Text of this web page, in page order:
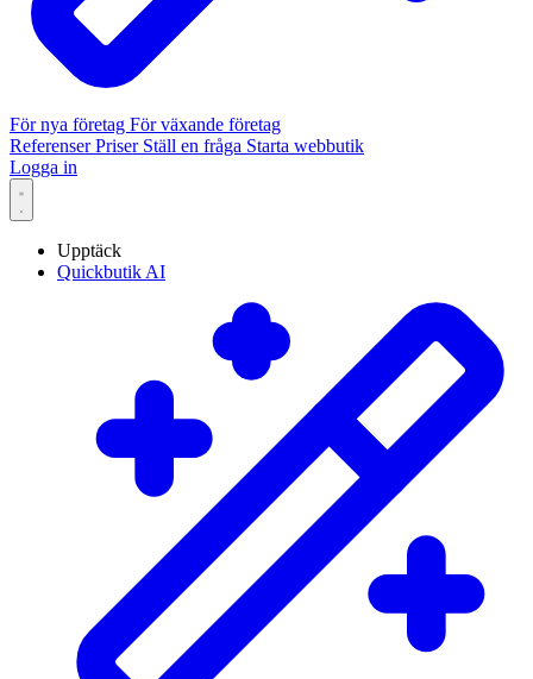
För nya företag För växande företag
ReferenserPriser Ställ en fråga Starta webbutik
Logga in
Upptäck
Quickbutik AI